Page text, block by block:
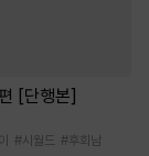
[단행본]
#시월드 #후회남